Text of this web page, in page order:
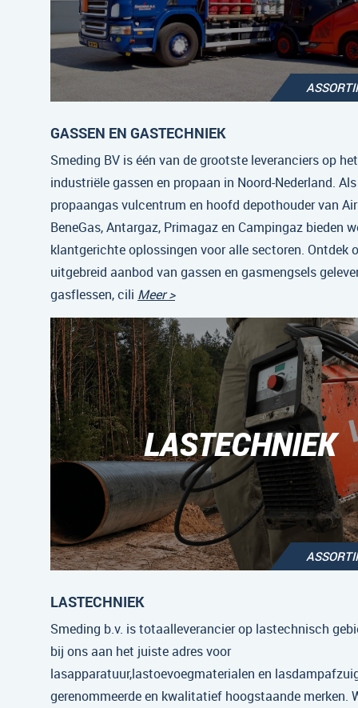
GASSEN EN GASTECHNIEK
Smeding BV is één van de grootste leveranciers op
industriële gassen en propaan in Noord-Nederland.
propaangas vulcentrum en hoofd depothouder van
BeneGas, Antargaz, Primagaz en Campingaz bieden
klantgerichte oplossingen voor alle sectoren. Ontdek
uitgebreid aanbod van gassen en gasmengsels
gasflessen, cili Meer >
LASTECHNIEK
LASTECHNIEK
Smeding b.v. is totaalleverancier op lastechnisch
bij ons aan het juiste adres voor
lasapparatuur,lastoevoegmaterialen en
gerenommeerde en kwalitatief hoogstaande merken.